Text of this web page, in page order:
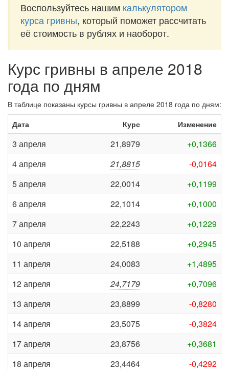
Воспользуйтесь нашим калькулятором
курса гривны, который поможет рассчитать
её стоимость в рублях и наоборот.
Курс гривны в апреле 2018
года по дням
В таблице показаны курсы гривны в апреле 2018 года по дням:
Дата
Курс Изменение
3 апреля 21,8979
+0,1366
4 апреля
21,8815
-0,0164
5 апреля
22,0014
+0,1199
6 апреля
22,1014
+0,1000
7 апреля
22,2243
+0,1229
10 апреля
22,5188
+0,2945
11 апреля
24,0083
+1,4895
12 апреля
24,7179
+0,7096
13 апреля
23,8899
-0,8280
14 апреля
23,5075
-0,3824
17 апреля
23,8756
+0,3681
18 апреля
23,4464
-0,4292